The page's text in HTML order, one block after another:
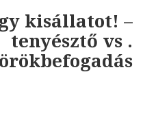
kisállatot! –
tenyésztő vs .
örökbefogadás